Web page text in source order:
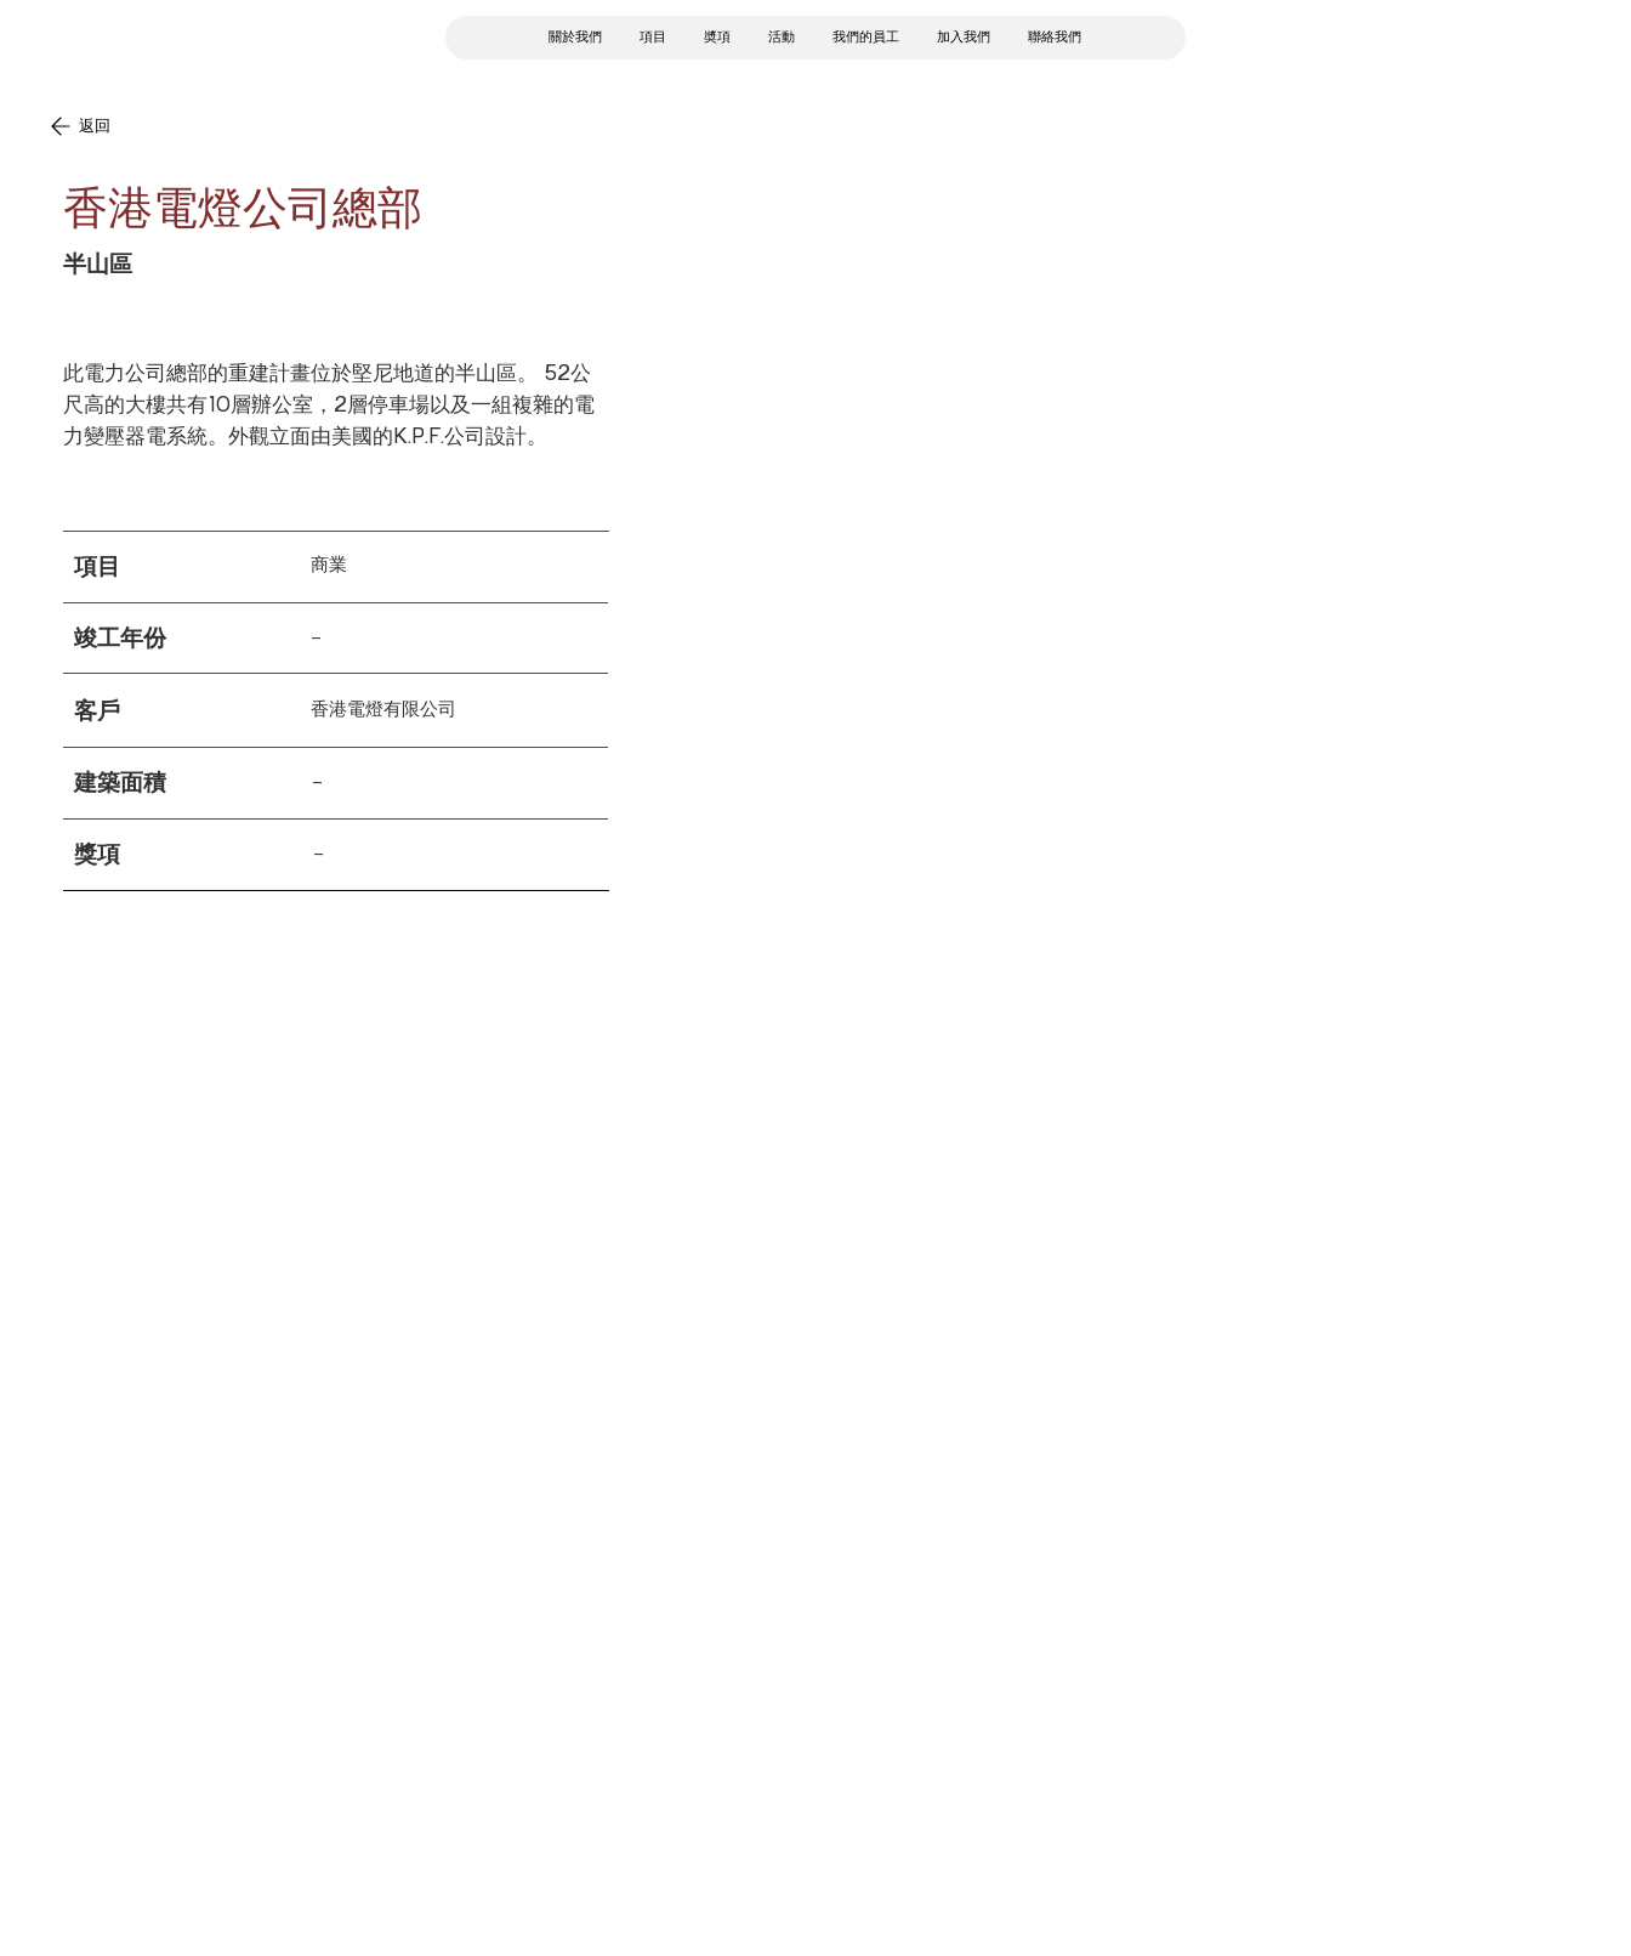
關於我們 項目 奬項 活動 我們的員工 加入我們 聯絡我們
返回
香港電燈公司總部
半山區
此電力公司總部的重建計畫位於堅尼地道的半山區。 52公
尺高的大樓共有10層辦公室，2層停車場以及一組複雜的電
力變壓器電系統。外觀立面由美國的K.P.F.公司設計。
項目 商業
竣工年份 –
客戶 香港電燈有限公司
建築面積 –
獎項 –